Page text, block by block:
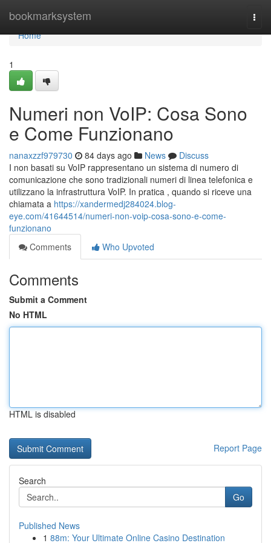
bookmarksystem
Home
Home
1
Numeri non VoIP: Cosa Sono
e Come Funzionano
nanaxzzf979730 84 days ago News
Discuss
I non basati su VoIP rappresentano un sistema di numero di
comunicazione che sono tradizionali numeri di linea telefonica e
utilizzano la infrastruttura VoIP. In pratica , quando si riceve una
chiamata a https://xandermedj284024.blog-
eye.com/41644514/numeri-non-voip-cosa-sono-e-come-
funzionano
Comments
Who Upvoted
Comments
Submit a Comment
No HTML
HTML is disabled
Report Page
Search
Go
Published News
1 88m: Your Ultimate Online Casino Destination